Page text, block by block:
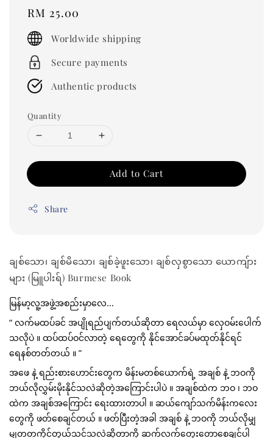
Regular
price
RM 25.00
Worldwide shipping
Secure payments
Authentic products
Quantity
Add to Cart
Share
ချစ်သော၊ ချစ်မိသော၊ ချစ်ခဲ့ဖူးသော၊ ချစ်လှစွာသော ယောကျ်ား
များ (မြူပါးရ်) Burmese Book
မြန်မာ့လူ့အဖွဲ့အစည်းမှာလေ...
“ လက်မထပ်ခင် အပျိုရည်ပျက်တယ်ဆိုတာ ရေလယ်မှာ လှေဝမ်းပေါက်
သလိုပဲ ။ ထပ်ထပ်ဝင်လာတဲ့ ရေတွေကို နိုင်အောင်ခပ်မထုတ်နိုင်ရင်
ရေနစ်တတ်တယ် ။ ”
အဖေ နဲ့ ရည်းစားဟောင်းတွေက မိန်းမတစ်ယောက်ရဲ့ အချစ် နဲ့ ဘဝကို
ဘယ်လိုလွှမ်းမိုးနိုင်သလဲဆိုတဲ့အကြောင်းပါပဲ ။ အချစ်ထဲက ဘဝ ၊ ဘဝ
ထဲက အချစ်အကြောင်း ရေးထားတာပါ ။ ဆယ်ကျော်သက်မိန်းကလေး
တွေကို ဖတ်စေချင်တယ် ။ ဖတ်ပြီးတဲ့အခါ အချစ် နဲ့ ဘဝကို ဘယ်လိုမျှ
မျှတတကိုင်တွယ်သင့်သလဲဆိုတာကို ဆက်လက်တွေးတောစေချင်ပါ